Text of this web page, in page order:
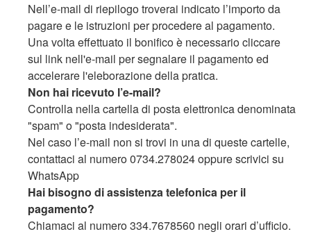
Nell’e-mail di riepilogo troverai indicato l’importo da
pagare e le istruzioni per procedere al pagamento.
Una volta effettuato il bonifico è necessario cliccare
sul link nell'e-mail per segnalare il pagamento ed
accelerare l'eleborazione della pratica.
Non hai ricevuto l’e-mail?
Controlla nella cartella di posta elettronica denominata
"spam" o "posta indesiderata".
Nel caso l’e-mail non si trovi in una di queste cartelle,
contattaci al numero 0734.278024 oppure scrivici su
WhatsApp
Hai bisogno di assistenza telefonica per il
pagamento?
Chiamaci al numero 334.7678560 negli orari d’ufficio.